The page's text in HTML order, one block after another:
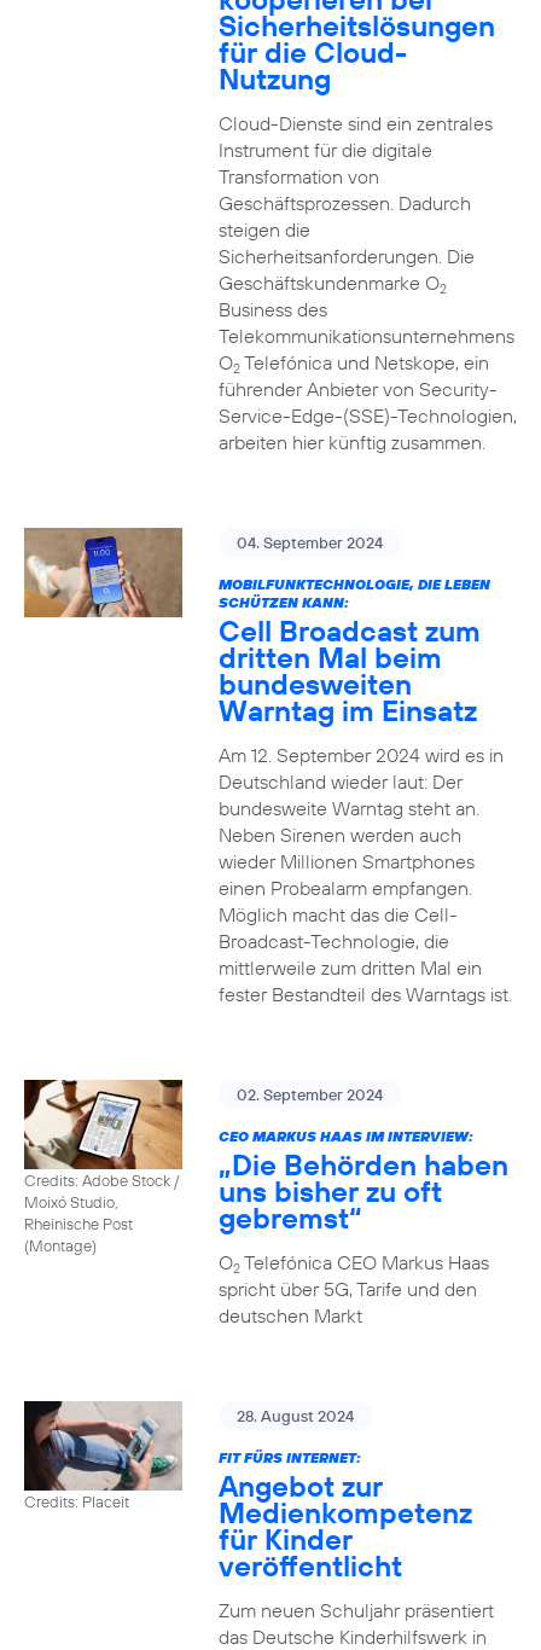
Sicherheitslösungen
für die Cloud-
Nutzung
Cloud-Dienste sind ein zentrales
Instrument für die digitale
Transformation von
Geschäftsprozessen. Dadurch
steigen die
Sicherheitsanforderungen. Die
Geschäftskundenmarke O2
Business des
Telekommunikationsunternehmens
O2Telefónica und Netskope, ein
führender Anbieter von Security-
Service-Edge-(SSE)-Technologien,
arbeiten hier künftig zusammen.
04. September 2024
MOBILFUNKTECHNOLOGIE, DIE LEBEN
SCHÜTZEN KANN:
Cell Broadcast zum
dritten Mal beim
bundesweiten
Warntag im Einsatz
Am 12. September 2024 wird es in
Deutschland wieder laut: Der
bundesweite Warntag steht an.
Neben Sirenen werden auch
wieder Millionen Smartphones
einen Probealarm empfangen.
Möglich macht das die Cell-
Broadcast-Technologie, die
mittlerweile zum dritten Mal ein
fester Bestandteil des Warntags ist.
Credits: Adobe Stock /
Moixó Studio,
Rheinische Post
(Montage)
02. September 2024
CEO MARKUS HAAS IM INTERVIEW:
„Die Behörden haben
uns bisher zu oft
gebremst“
O2Telefónica CEO Markus Haas
spricht über 5G, Tarife und den
deutschen Markt
Credits: Placeit
28. August 2024
FIT FÜRS INTERNET:
Angebot zur
Medienkompetenz
für Kinder
veröffentlicht
Zum neuen Schuljahr präsentiert
das Deutsche Kinderhilfswerk in